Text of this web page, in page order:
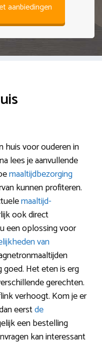
aanbiedingen
huis voor ouderen in
lees je aanvullende
maaltijdbezorging
kunnen profiteren.
maaltijd-
ook direct
een oplossing voor
van
Het eten is erg
gerechten.
verhoogt. Kom je er
eerstde
een bestelling
kan interessant